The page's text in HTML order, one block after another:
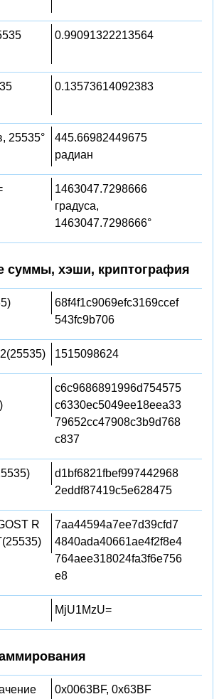
0.99091322213564
0.13573614092383
25535°
445.66982449675
радиан
1463047.7298666
градуса,
1463047.7298666°
суммы, хэши, криптография
68f4f1c9069efc3169ccef
543fc9b706
1515098624
c6c9686891996d754575
c6330ec5049ee18eea33
79652cc47908c3b9d768
c837
d1bf6821fbef997442968
2eddf87419c5e628475
R
7aa44594a7ee7d39cfd7
4840ada40661ae4f2f8e4
764aee318024fa3f6e756
e8
MjU1MzU=
0x0063BF, 0x63BF